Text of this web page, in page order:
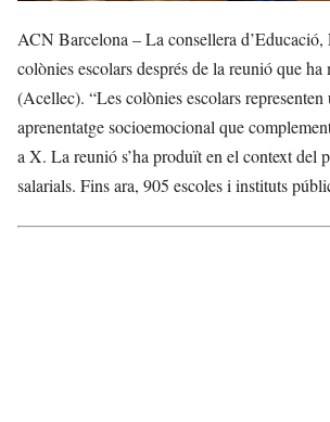
ACN Barcelona – La consellera
colònies escolars després de la reunió que
(Acellec). “Les colònies escolars
aprenentatge socioemocional que
a X. La reunió s’ha produït en el context del
salarials. Fins ara, 905 escoles i instituts